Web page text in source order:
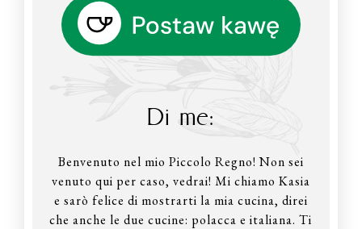
Di me:
Benvenuto nel mio Piccolo Regno! Non sei
venuto qui per caso, vedrai! Mi chiamo Kasia
e sarò felice di mostrarti la mia cucina, direi
che anche le due cucine: polacca e italiana. Ti